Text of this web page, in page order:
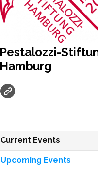
Pestalozzi-
Hamburg
Current Events
Upcoming Events